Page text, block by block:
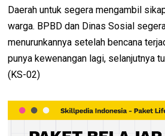
Daerah untuk segera mengambil
warga. BPBD dan Dinas Sosial
menurunkannya setelah bencana
punya kewenangan lagi, selanjutnya
(KS-02)